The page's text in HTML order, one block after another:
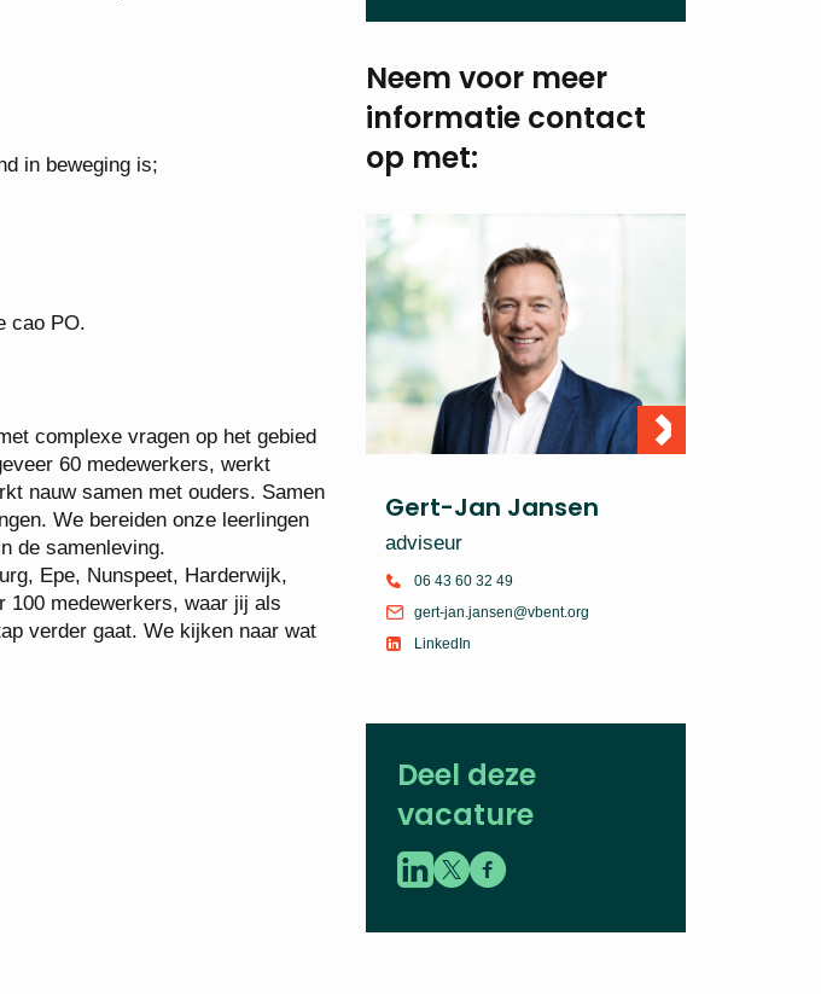
in beweging is;
cao PO.
complexe vragen op het gebied
60 medewerkers, werkt
nauw samen met ouders. Samen
We bereiden onze leerlingen
de samenleving.
Epe, Nunspeet, Harderwijk,
100 medewerkers, waar jij als
verder gaat. We kijken naar wat
Neem voor meer
informatie contact
op met:
Gert-Jan Jansen
adviseur
06 43 60 32 49
gert-jan.jansen@vbent.org
LinkedIn
Deel deze
vacature